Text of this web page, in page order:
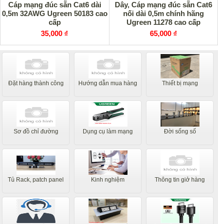
Cáp mạng đúc sẵn Cat6 dài
0,5m 32AWG Ugreen 50183 cao
cấp
35,000 ₫
Dây, Cáp mạng đúc sẵn Cat6
nối dài 0,5m chính hãng
Ugreen 11278 cao cấp
65,000 ₫
Đặt hàng thành công Hướng dẫn mua hàng Thiết bị mạng
Sơ đồ chỉ đường Dụng cụ làm mạng Đời sống số
Tủ Rack, patch panel Kinh nghiệm Thông tin giở hàng